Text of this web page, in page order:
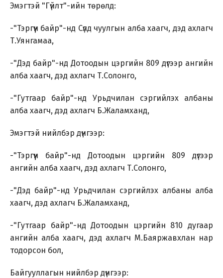
Эмэгтэй "Гүйлт"-ийн төрөлд:
-"Тэргүүн байр"-нд Сүлд чуулгын алба хаагч, дэд ахлагч
Т.Уянгамаа,
-"Дэд байр"-нд Дотоодын цэргийн 809 дүгээр ангийн
алба хаагч, дэд ахлагч Т.Солонго,
-"Гутгаар байр"-нд Урьдчилан сэргийлэх албаны
алба хаагч, дэд ахлагч Б.Жаламханд,
Эмэгтэй нийлбэр дүнгээр:
-"Тэргүүн байр"-нд Дотоодын цэргийн 809 дүгээр
ангийн алба хаагч, дэд ахлагч Т.Солонго,
-"Дэд байр"-нд Урьдчилан сэргийлэх албаны алба
хаагч, дэд ахлагч Б.Жаламханд,
-"Гутгаар байр"-нд Дотоодын цэргийн 810 дугаар
ангийн алба хаагч, дэд ахлагч М.Баяржавхлан нар
тодорсон бол,
Байгууллагын нийлбэр дүнгээр:
Хэл солих
Монгол